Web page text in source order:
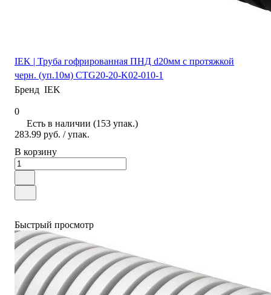
IEK | Труба гофрированная ПНД d20мм с протяжкой
черн. (уп.10м) CTG20-20-K02-010-1
Бренд IEK
0
Есть в наличии (153 упак.)
283.99 руб. / упак.
В корзину
Быстрый просмотр